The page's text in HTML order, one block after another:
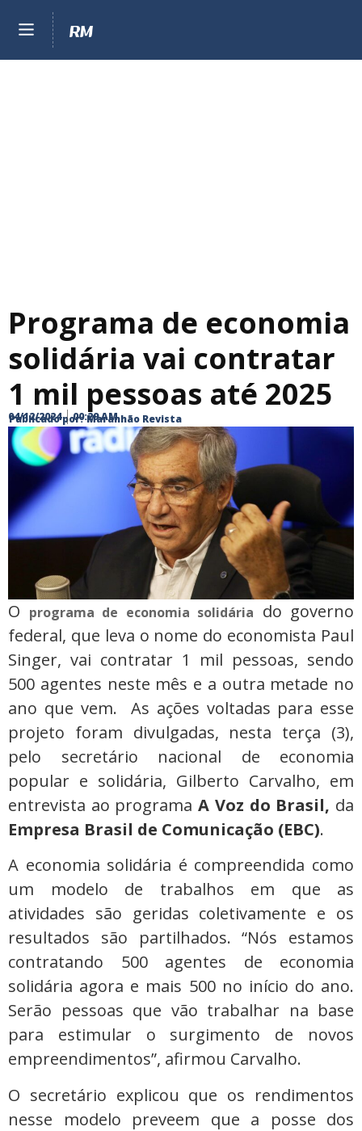
Programa de economia
solidária vai contratar
1 mil pessoas até 2025
Publicado por: Maranhão Revista
04/12/2024 00:29 AM
O programa de economia solidária do governo
federal, que leva o nome do economista Paul
Singer, vai contratar 1 mil pessoas, sendo
500 agentes neste mês e a outra metade no
ano que vem. As ações voltadas para esse
projeto foram divulgadas, nesta terça (3),
pelo secretário nacional de economia
popular e solidária, Gilberto Carvalho, em
entrevista ao programaA Voz do Brasil, da
Empresa Brasil de Comunicação (EBC).
A economia solidária é compreendida como
um modelo de trabalhos em que as
atividades são geridas coletivamente e os
resultados são partilhados. “Nós estamos
contratando 500 agentes de economia
solidária agora e mais 500 no início do ano.
Serão pessoas que vão trabalhar na base
para estimular o surgimento de novos
empreendimentos”, afirmou Carvalho.
O secretário explicou que os rendimentos
nesse modelo preveem que a posse dos